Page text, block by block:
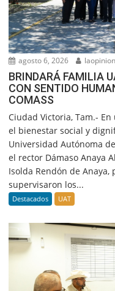
agosto 6, 2026 laopinion
BRINDARÁ FAMILIA
CON SENTIDO
COMASS
Ciudad Victoria, Tam.-
el bienestar social y
Universidad Autónoma
el rector Dámaso Anaya
Isolda Rendón de
supervisaron los...
Destacados UAT